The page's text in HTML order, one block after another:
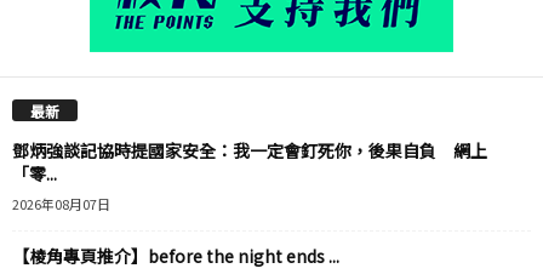
最新
鄧炳強談記協時提國家安全：我一定會釘死你，後果自負 網上
「零...
2026年08月07日
【棱角專頁推介】before the night ends ...